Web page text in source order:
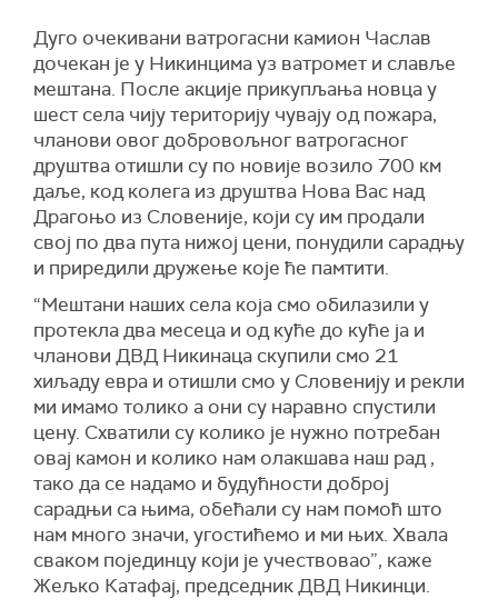
Дуго очекивани ватрогасни камион Часлав
дочекан је у Никинцима уз ватромет и славље
мештана. После акције прикупљања новца у
шест села чију територију чувају од пожара,
чланови овог добровољног ватрогасног
друштва отишли су по новије возило 700 км
даље, код колега из друштва Нова Вас над
Драгоњо из Словеније, који су им продали
свој по два пута нижој цени, понудили сарадњу
и приредили дружење које ће памтити.
“Мештани наших села која смо обилазили у
протекла два месеца и од куће до куће ја и
чланови ДВД Никинаца скупили смо 21
хиљаду евра и отишли смо у Словенију и рекли
ми имамо толико а они су наравно спустили
цену. Схватили су колико је нужно потребан
овај камон и колико нам олакшава наш рад ,
тако да се надамо и будућности доброј
сарадњи са њима, обећали су нам помоћ што
нам много значи, угостићемо и ми њих. Хвала
сваком појединцу који је учествовао”, каже
Жељко Катафај, председник ДВД Никинци.